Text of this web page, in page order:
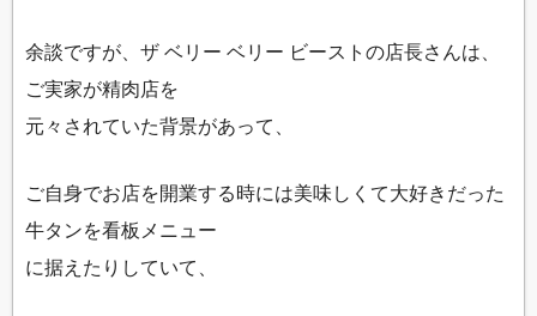
余談ですが、ザ ベリー ベリー ビーストの店長さんは、
ご実家が精肉店を
元々されていた背景があって、
ご自身でお店を開業する時には美味しくて大好きだった
牛タンを看板メニュー
に据えたりしていて、